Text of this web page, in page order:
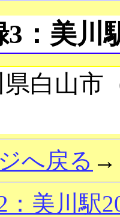
3：美
白山市
へ戻る →
：美川駅